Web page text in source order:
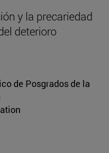
y la precariedad
deterioro
de Posgrados de la